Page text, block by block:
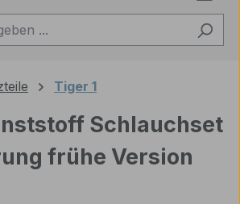
Tiger 1
Schlauchset
frühe Version